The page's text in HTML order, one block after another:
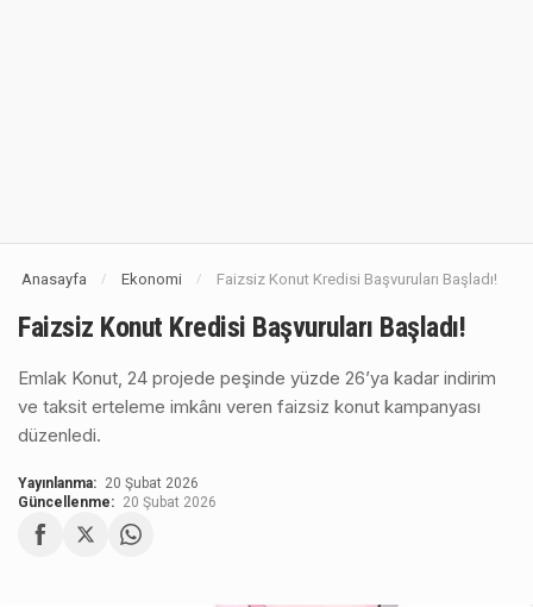
Anasayfa / Ekonomi / Faizsiz Konut Kredisi Başvuruları Başladı!
Faizsiz Konut Kredisi Başvuruları Başladı!
Emlak Konut, 24 projede peşinde yüzde 26’ya kadar indirim
ve taksit erteleme imkânı veren faizsiz konut kampanyası
düzenledi.
Yayınlanma: 20 Şubat 2026
Güncellenme: 20 Şubat 2026